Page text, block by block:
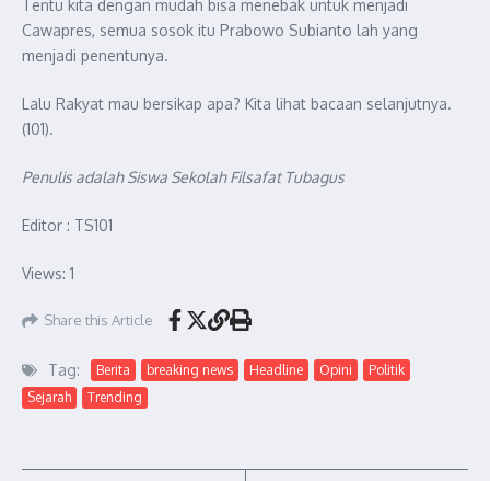
Tentu kita dengan mudah bisa menebak untuk menjadi
Cawapres, semua sosok itu Prabowo Subianto lah yang
menjadi penentunya.
Lalu Rakyat mau bersikap apa? Kita lihat bacaan selanjutnya.
(101).
Penulis adalah Siswa Sekolah Filsafat Tubagus
Editor : TS101
Views: 1
Share this Article
Tag: Berita breaking news Headline Opini
Politik
Sejarah
Trending